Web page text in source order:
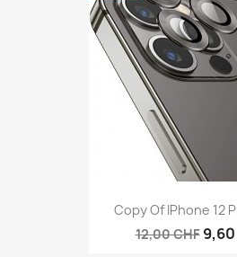
Copy Of IPhone 12
12,00 CHF 9,60